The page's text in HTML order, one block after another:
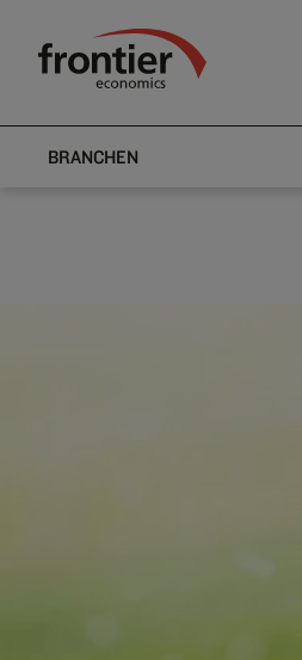
Frontier Economics
BRANCHEN
Nachrichten & Einblicke